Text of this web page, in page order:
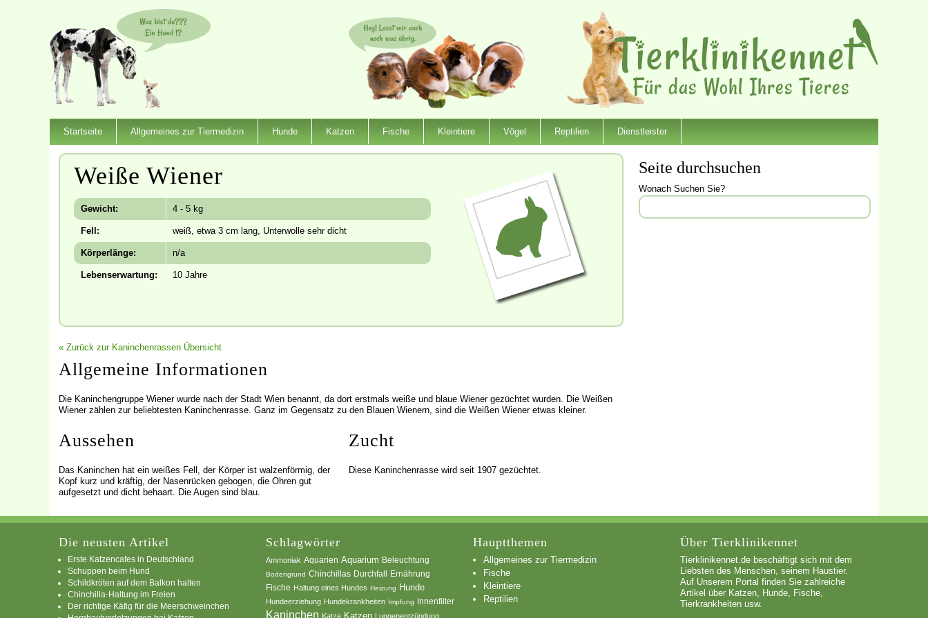
Startseite Allgemeines zur Tiermedizin Hunde Katzen Fische Kleintiere Vögel Reptilien Dienstleister
Weiße Wiener
Gewicht: 4 - 5 kg
Fell: weiß, etwa 3 cm lang, Unterwolle sehr dicht
Körperlänge: n/a
Lebenserwartung: 10 Jahre
« Zurück zur Kaninchenrassen Übersicht
Allgemeine Informationen
Die Kaninchengruppe Wiener wurde nach der Stadt Wien benannt, da dort erstmals weiße und blaue Wiener gezüchtet wurden. Die Weißen
Wiener zählen zur beliebtesten Kaninchenrasse. Ganz im Gegensatz zu den Blauen Wienern, sind die Weißen Wiener etwas kleiner.
Aussehen
Das Kaninchen hat ein weißes Fell, der Körper ist walzenförmig, der
Kopf kurz und kräftig, der Nasenrücken gebogen, die Ohren gut
aufgesetzt und dicht behaart. Die Augen sind blau.
Zucht
Diese Kaninchenrasse wird seit 1907 gezüchtet.
Seite durchsuchen
Wonach Suchen Sie?
Die neusten Artikel
Erste Katzencafes in Deutschland
Schuppen beim Hund
Schildkröten auf dem Balkon halten
Chinchilla-Haltung im Freien
Der richtige Käfig für die Meerschweinchen
Schlagwörter
Ammoniak Aquarien Aquarium Beleuchtung
Bodengrund Chinchillas Durchfall Ernährung
Fische Haltung eines Hundes Heizung Hunde
Hundeerziehung Hundekrankheiten Impfung Innenfilter
Kaninchen Katze Katzen Lungenentzündung
Hauptthemen
Allgemeines zur Tiermedizin
Fische
Kleintiere
Reptilien
Über Tierklinikennet
Tierklinikennet.de beschäftigt sich mit dem
Liebsten des Menschen, seinem Haustier.
Auf Unserem Portal finden Sie zahlreiche
Artikel über Katzen, Hunde, Fische,
Tierkrankheiten usw.